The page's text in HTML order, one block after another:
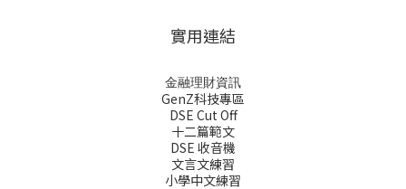
實用連結
金融理財資訊
GenZ科技專區
DSE Cut Off
十二篇範文
DSE 收音機
文言文練習
小學中文練習